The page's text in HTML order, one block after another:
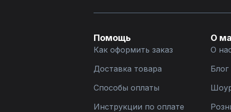
Помощь
Как оформить заказ
Доставка товара
Способы оплаты
Инструкции по оплате
О
О
Блог